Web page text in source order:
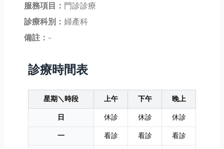
服務項目： 門診診療
診療科別： 婦產科
備註： -
診療時間表
星期＼時段 上午 下午
晚上
日
休診 休診
休診
一
看診 看診
看診